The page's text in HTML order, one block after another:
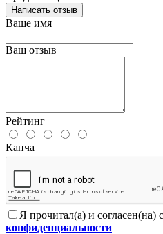
Написать отзыв
Ваше имя
Ваш отзыв
Рейтинг
Капча
Я прочитал(а) и согласен(на)
конфиденциальности